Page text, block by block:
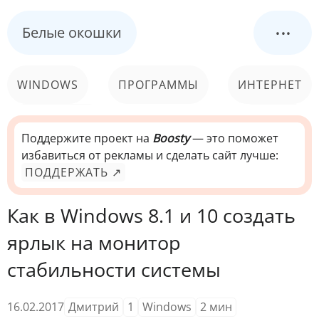
Белые окошки ...
WINDOWS ПРОГРАММЫ ИНТЕРНЕТ
КОМПЬЮТЕР
СИСТЕМА
Поддержите проект на Boosty— это поможет
избавиться от рекламы и сделать сайт лучше:
ПОДДЕРЖАТЬ ↗
Как в Windows 8.1 и 10 создать
ярлык на монитор
стабильности системы
16.02.2017 Дмитрий 1 Windows 2 мин